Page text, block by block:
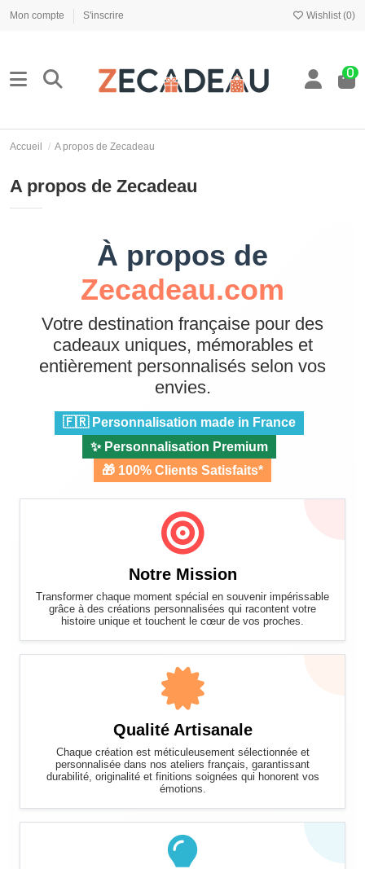
Mon compte S'inscrire Wishlist (0)
0
Accueil A propos de Zecadeau
A propos de Zecadeau
À propos de
Zecadeau.com
Votre destination française pour des
cadeaux uniques, mémorables et
entièrement personnalisés selon vos
envies.
🇫🇷 Personnalisation made in France
✨ Personnalisation Premium
🎁 100% Clients Satisfaits*
Notre Mission
Transformer chaque moment spécial en souvenir impérissable
grâce à des créations personnalisées qui racontent votre
histoire unique et touchent le cœur de vos proches.
Qualité Artisanale
Chaque création est méticuleusement sélectionnée et
personnalisée dans nos ateliers français, garantissant
durabilité, originalité et finitions soignées qui honorent vos
émotions.